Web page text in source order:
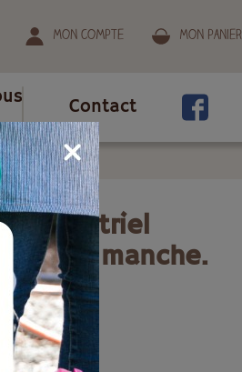
Mon compte Mon panier
Contact
industriel
avec manche.